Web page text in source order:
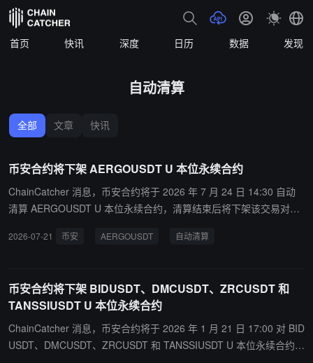
首页 快讯 深度 日历 数据 发现
自动清算
全部 文章 快讯
币安合约将下架 AERGOUSDT U 本位永续合约
ChainCatcher 消息，币安合约将于 2026 年 7 月 24 日 14:30 自动
清算 AERGOUSDT U 本位永续合约，清算结束后将下架该交易对。
用户在停止交易前自行平仓，以避免头寸自动清算。
2026-07-21 币安 AERGOUSDT 自动清算
币安合约将下架 BIDUSDT、DMCUSDT、ZRCUSDT 和
TANSSIUSDT U 本位永续合约
ChainCatcher 消息，币安合约将于 2026 年 1 月 21 日 17:00 对 BID
USDT、DMCUSDT、ZRCUSDT 和 TANSSIUSDT U 本位永续合约进